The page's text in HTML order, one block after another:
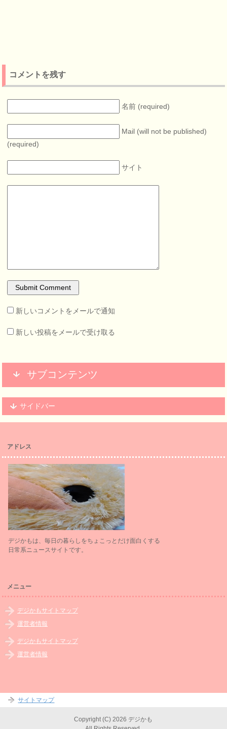
コメントを残す
名前 (required)
Mail (will not be published)
(required)
サイト
新しいコメントをメールで通知
新しい投稿をメールで受け取る
サブコンテンツ
サイドバー
アドレス
デジかもは、毎日の暮らしをちょこっとだけ面白くする
日常系ニュースサイトです。
メニュー
デジかもサイトマップ
運営者情報
デジかもサイトマップ
運営者情報
サイトマップ
Copyright (C) 2026 デジかも